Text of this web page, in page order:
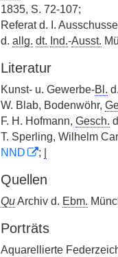
1835, S. 72-107;
Referat d. I.
d. allg. dt. Ind.-Ausst.
Literatur
Kunst- u. Gewerbe-Bl.
W. Blab, Bodenwöhr,
F. H. Hofmann, Gesch.
T. Sperling, Wilhelm Carl
NND
;
Quellen
QuArchiv d. Ebm.
Porträts
Aquarellierte